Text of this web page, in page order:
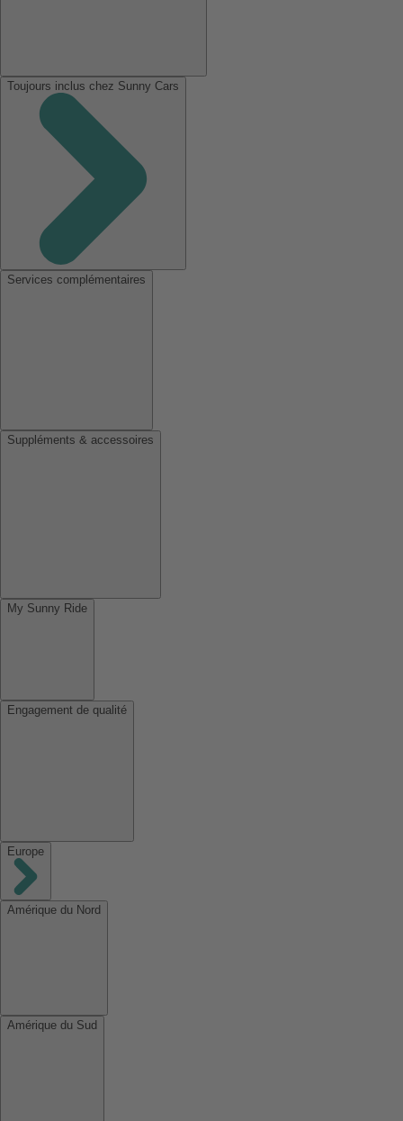
Toujours inclus chez Sunny Cars
Services complémentaires
Suppléments & accessoires
My Sunny Ride
Engagement de qualité
Europe
Amérique du Nord
Amérique du Sud